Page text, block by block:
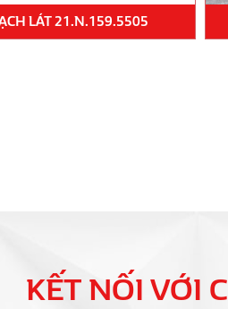
LÁT 21.N.159.5505
KẾT NỐI VỚI